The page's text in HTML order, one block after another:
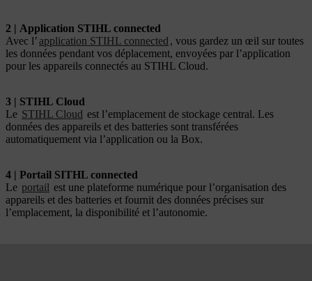
2 | Application STIHL connected
Avec l’application STIHL connected , vous gardez un œil sur toutes
les données pendant vos déplacement, envoyées par l’application
pour les appareils connectés au STIHL Cloud.
3 | STIHL Cloud
Le STIHL Cloud est l’emplacement de stockage central. Les
données des appareils et des batteries sont transférées
automatiquement via l’application ou la Box.
4 | Portail SITHL connected
Le portail est une plateforme numérique pour l’organisation des
appareils et des batteries et fournit des données précises sur
l’emplacement, la disponibilité et l’autonomie.